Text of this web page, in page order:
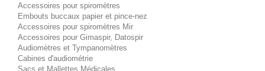
Accessoires pour spiromètres
Embouts buccaux papier et pince-nez
Accessoires pour spiromètres Mir
Accessoires pour Gimaspir, Datospir
Audiomètres et Tympanomètres
Cabines d'audiométrie
Sacs et Mallettes Médicales